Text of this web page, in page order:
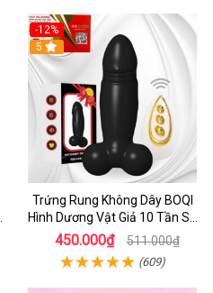
-12%
5
Trứng Rung Không Dây BOQI
Hình Dương Vật Giả 10 Tần Số
Kích Điểm G
450.000₫ 511.000₫
(609)